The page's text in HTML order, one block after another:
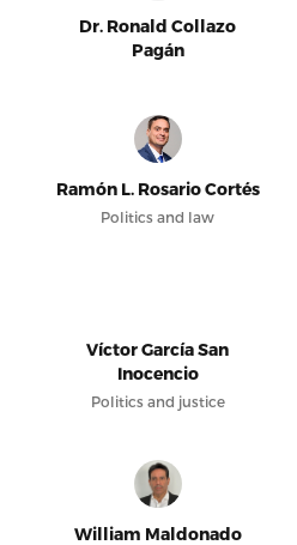
Dr. Ronald Collazo
Pagán
Ramón L. Rosario Cortés
Politics and law
Víctor García San
Inocencio
Politics and justice
William Maldonado